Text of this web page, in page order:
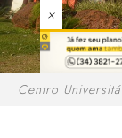
×
Centro